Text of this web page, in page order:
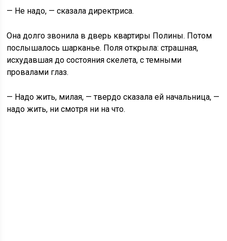
— Не надо, — сказала директриса.
Она долго звонила в дверь квартиры Полины. Потом
послышалось шарканье. Поля открыла: страшная,
исхудавшая до состояния скелета, с темными
провалами глаз.
— Надо жить, милая, — твердо сказала ей начальница, —
надо жить, ни смотря ни на что.